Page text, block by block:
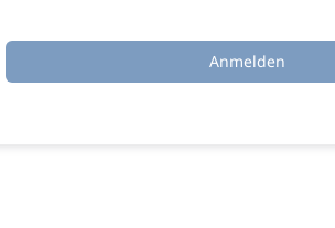
Anmelden